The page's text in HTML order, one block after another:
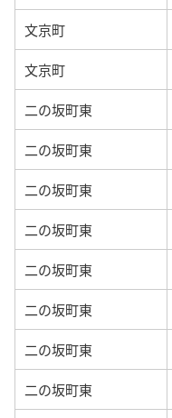
文京町
文京町
二の坂町東
二の坂町東
二の坂町東
二の坂町東
二の坂町東
二の坂町東
二の坂町東
二の坂町東